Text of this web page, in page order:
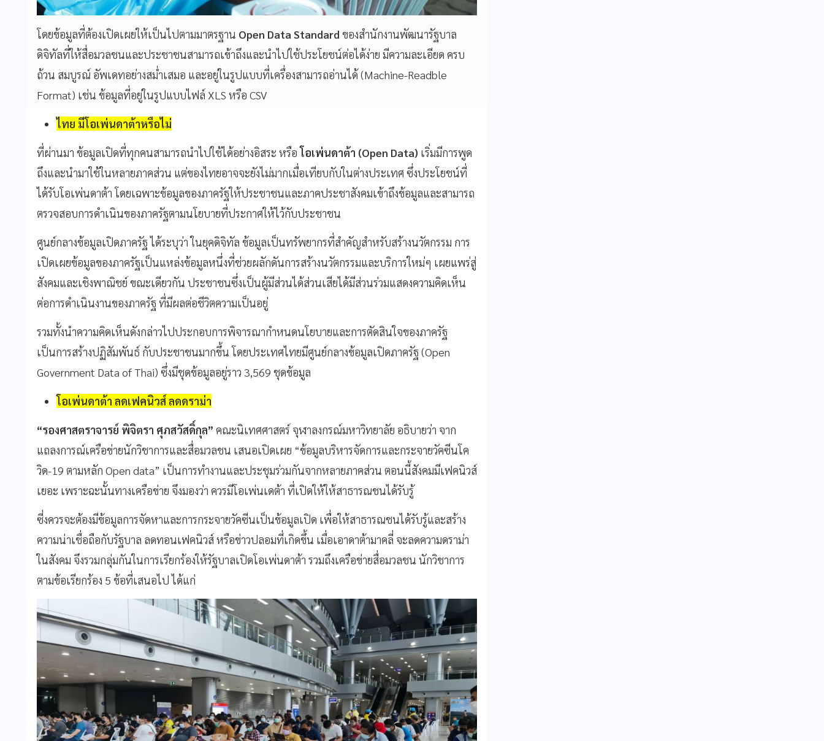
โดยข้อมูลที่ต้องเปิดเผยให้เป็นไปตามมาตรฐาน Open Data Standard ของสำนักงานพัฒนารัฐบาล
ดิจิทัลที่ให้สื่อมวลชนและประชาชนสามารถเข้าถึงและนำไปใช้ประโยชน์ต่อได้ง่าย มีความละเอียด ครบ
ถ้วน สมบูรณ์ อัพเดทอย่างสม่ำเสมอ และอยู่ในรูปแบบที่เครื่องสามารถอ่านได้ (Machine-Readble
Format) เช่น ข้อมูลที่อยู่ในรูปแบบไฟล์ XLS หรือ CSV
ไทย มีโอเพ่นดาต้าหรือไม่
ที่ผ่านมา ข้อมูลเปิดที่ทุกคนสามารถนำไปใช้ได้อย่างอิสระ หรือโอเพ่นดาต้า (Open Data) เริ่มมีการพูด
ถึงและนำมาใช้ในหลายภาคส่วน แต่ของไทยอาจจะยังไม่มากเมื่อเทียบกับในต่างประเทศ ซึ่งประโยชน์ที่
ได้รับโอเพ่นดาต้า โดยเฉพาะข้อมูลของภาครัฐให้ประชาชนและภาคประชาสังคมเข้าถึงข้อมูลและสามารถ
ตรวจสอบการดำเนินของภาครัฐตามนโยบายที่ประกาศให้ไว้กับประชาชน
ศูนย์กลางข้อมูลเปิดภาครัฐ ได้ระบุว่า ในยุคดิจิทัล ข้อมูลเป็นทรัพยากรที่สำคัญสำหรับสร้างนวัตกรรม การ
เปิดเผยข้อมูลของภาครัฐเป็นแหล่งข้อมูลหนึ่งที่ช่วยผลักดันการสร้างนวัตกรรมและบริการใหม่ๆ เผยแพร่สู่
สังคมและเชิงพาณิชย์ ขณะเดียวกัน ประชาชนซึ่งเป็นผู้มีส่วนได้ส่วนเสียได้มีส่วนร่วมแสดงความคิดเห็น
ต่อการดำเนินงานของภาครัฐ ที่มีผลต่อชีวิตความเป็นอยู่
รวมทั้งนำความคิดเห็นดังกล่าวไปประกอบการพิจารณากำหนดนโยบายและการตัดสินใจของภาครัฐ
เป็นการสร้างปฏิสัมพันธ์ กับประชาชนมากขึ้น โดยประเทศไทยมีศูนย์กลางข้อมูลเปิดภาครัฐ (Open
Government Data of Thai) ซึ่งมีชุดข้อมูลอยู่ราว 3,569 ชุดข้อมูล
โอเพ่นดาต้า ลดเฟคนิวส์ ลดดราม่า
“รองศาสตราจารย์ พิจิตรา ศุภสวัสดิ์กุล” คณะนิเทศศาสตร์ จุฬาลงกรณ์มหาวิทยาลัย อธิบายว่า จาก
แถลงการณ์เครือข่ายนักวิชาการและสื่อมวลชน เสนอเปิดเผย “ข้อมูลบริหารจัดการและกระจายวัคซีนโค
วิด-19 ตามหลัก Open data” เป็นการทำงานและประชุมร่วมกันจากหลายภาคส่วน ตอนนี้สังคมมีเฟคนิวส์
เยอะ เพราะฉะนั้นทางเครือข่าย จึงมองว่า ควรมีโอเพ่นเดต้า ที่เปิดให้ให้สาธารณชนได้รับรู้
ซี่งควรจะต้องมีข้อมูลการจัดหาและการกระจายวัคซีนเป็นข้อมูลเปิด เพื่อให้สาธารณชนได้รับรู้และสร้าง
ความน่าเชื่อถือกับรัฐบาล ลดทอนเฟคนิวส์ หรือข่าวปลอมที่เกิดขึ้น เมื่อเอาดาต้ามาคลี่ จะลดความดราม่า
ในสังคม จึงรวมกลุ่มกันในการเรียกร้องให้รัฐบาลเปิดโอเพ่นดาต้า รวมถึงเครือข่ายสื่อมวลชน นักวิชาการ
ตามข้อเรียกร้อง 5 ข้อที่เสนอไป ได้แก่